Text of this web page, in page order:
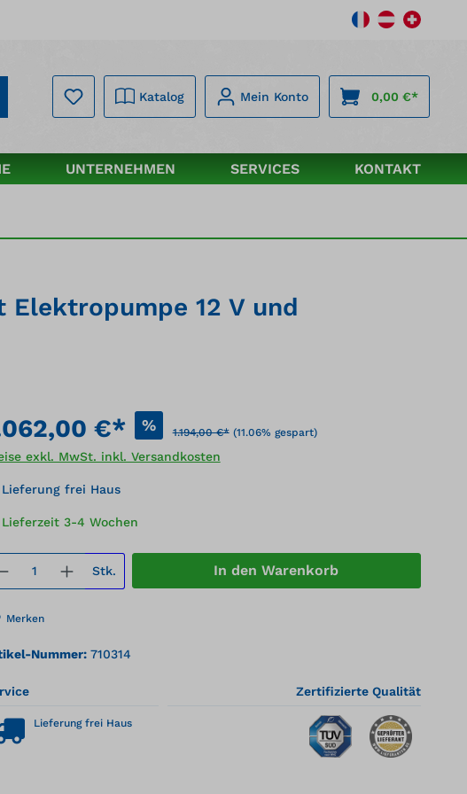
Katalog Mein Konto 0,00 €*
UNTERNEHMEN SERVICES KONTAKT
Elektropumpe 12 V und
€* % 1.194,00 €* (11.06% gespart)
exkl. MwSt. inkl. Versandkosten
Lieferung frei Haus
Lieferzeit 3-4 Wochen
Anzahl: Gib den gewünschten Wert
Stk. In den Warenkorb
Merken
Nummer: 710314
Lieferung frei Haus
Zertifizierte Qualität